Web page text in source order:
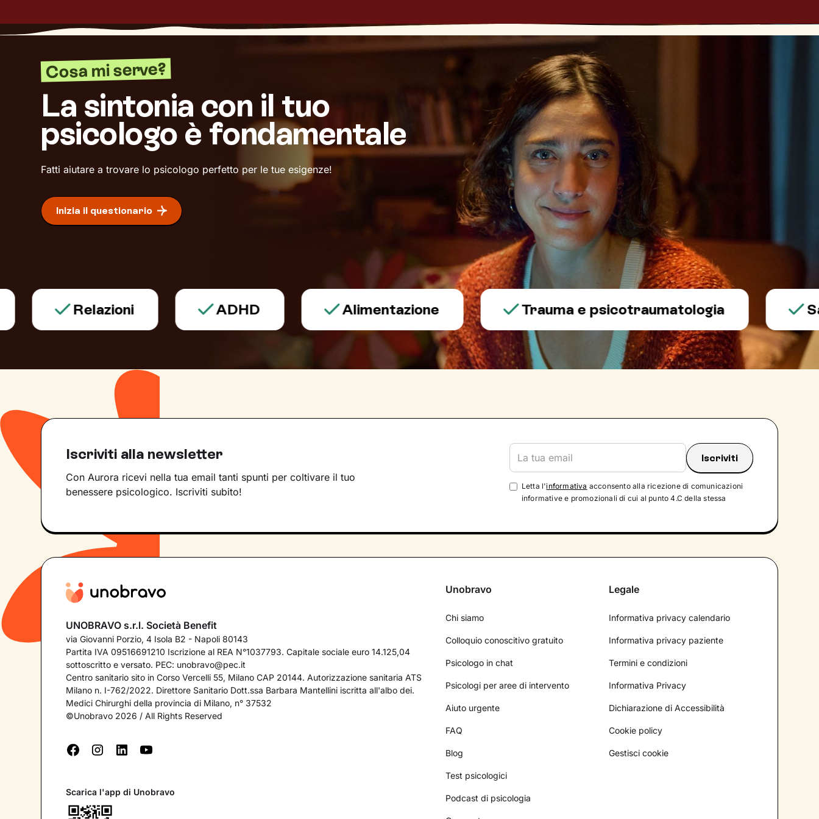
Cosa mi serve?
La sintonia con il tuo
psicologo è fondamentale
Fatti aiutare a trovare lo psicologo perfetto per le tue esigenze!
Inizia il questionario
Relazioni ADHD Alimentazione Trauma e psicotraumatologia
Iscriviti alla newsletter
Con Aurora ricevi nella tua email tanti spunti per coltivare il tuo
benessere psicologico. Iscriviti subito!
Letta l'informativa acconsento alla ricezione di comunicazioni
informative e promozionali di cui al punto 4.C della stessa
UNOBRAVO s.r.l. Società Benefit
via Giovanni Porzio, 4 Isola B2 - Napoli 80143
Partita IVA 09516691210 Iscrizione al REA N°1037793. Capitale sociale euro 14.125,04
sottoscritto e versato. PEC: unobravo@pec.it
Centro sanitario sito in Corso Vercelli 55, Milano CAP 20144. Autorizzazione sanitaria ATS
Milano n. I-762/2022. Direttore Sanitario Dott.ssa Barbara Mantellini iscritta all'albo dei.
Medici Chirurghi della provincia di Milano, n° 37532
©Unobravo 2026 / All Rights Reserved
Scarica l'app di Unobravo
Unobravo
Chi siamo
Colloquio conoscitivo gratuito
Psicologo in chat
Psicologi per aree di intervento
Aiuto urgente
FAQ
Blog
Test psicologici
Podcast di psicologia
Legale
Informativa privacy calendario
Informativa privacy paziente
Termini e condizioni
Informativa Privacy
Dichiarazione di Accessibilità
Cookie policy
Gestisci cookie